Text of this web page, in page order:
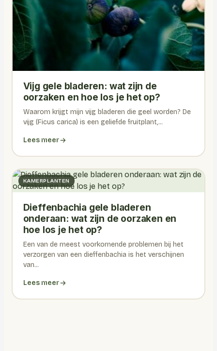
Vijg gele bladeren: wat zijn de
oorzaken en hoe los je het op?
Waarom krijgt mijn vijg bladeren die geel worden? De
vijg (Ficus carica) is een geliefde fruitplant,...
Lees meer
KAMERPLANTEN
Dieffenbachia gele bladeren
onderaan: wat zijn de oorzaken en
hoe los je het op?
Een van de meest voorkomende problemen bij het
verzorgen van een dieffenbachia is het verschijnen
van...
Lees meer